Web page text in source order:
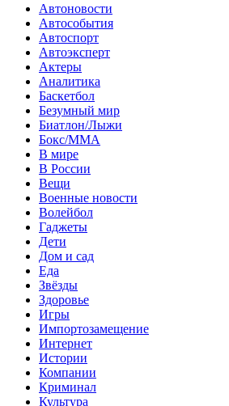
Автоновости
Автособытия
Автоспорт
Автоэксперт
Актеры
Аналитика
Баскетбол
Безумный мир
Биатлон/Лыжи
Бокс/MMA
В мире
В России
Вещи
Военные новости
Волейбол
Гаджеты
Дети
Дом и сад
Еда
Звёзды
Здоровье
Игры
Импортозамещение
Интернет
Истории
Компании
Криминал
Культура